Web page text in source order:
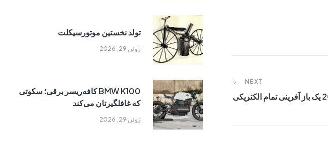
NEXT
ژوئن 29, 2026
تولد نخستین موتورسیکلت
ژوئن 29, 2026
BMW K100 کافه‌ریسر برقی؛ سکوتی
که غافلگیرتان می‌کند